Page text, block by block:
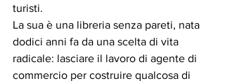
turisti.
La sua è una libreria senza pareti, nata
dodici anni fa da una scelta di vita
radicale: lasciare il lavoro di agente di
commercio per costruire qualcosa di